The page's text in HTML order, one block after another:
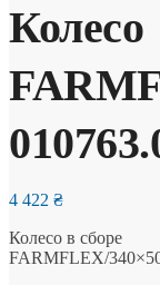
Колесо
4 422 ₴
Колесо в сборе
FARMFLEX/